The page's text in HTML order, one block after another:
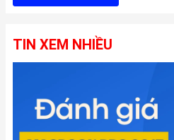
TIN XEM NHIỀU